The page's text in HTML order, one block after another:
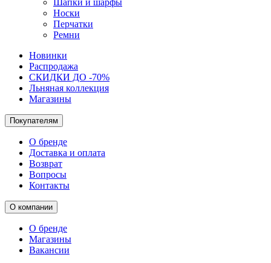
Шапки и шарфы
Носки
Перчатки
Ремни
Новинки
Распродажа
СКИДКИ ДО -70%
Льняная коллекция
Магазины
Покупателям
О бренде
Доставка и оплата
Возврат
Вопросы
Контакты
О компании
О бренде
Магазины
Вакансии